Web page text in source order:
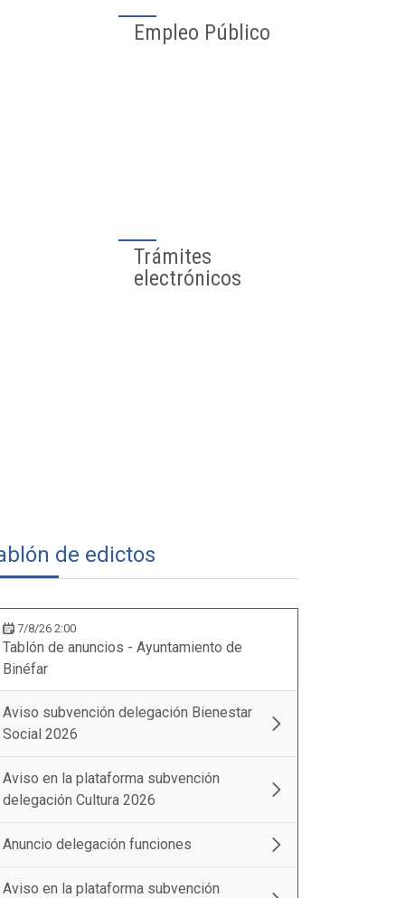
Farmacias de
de edictos
7/8/26 2:00
Tablón de anuncios - Ayuntamiento de
Binéfar
Aviso subvención delegación Bienestar
Social 2026
Aviso en la plataforma subvención
delegación Cultura 2026
Anuncio delegación funciones
Aviso en la plataforma subvención